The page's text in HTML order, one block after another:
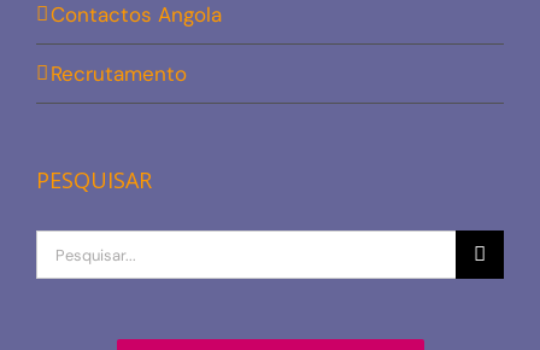
Contactos Angola
Recrutamento
PESQUISAR
Procurar
por